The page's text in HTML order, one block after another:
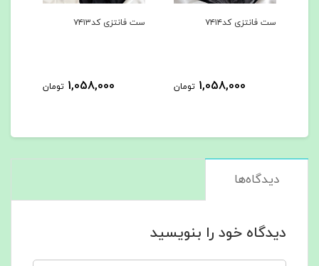
ست فانتزی کد۷۴۱۴
1,058,000 تومان
ست فانتزی کد۷۴۱۳
1,058,000 تومان
دیدگاه‌ها
دیدگاه خود را بنویسید